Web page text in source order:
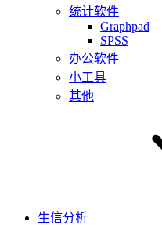
统计软件
Graphpad
SPSS
办公软件
小工具
其他
生信分析